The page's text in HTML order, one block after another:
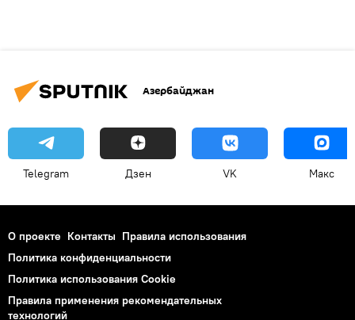
Азербайджан
Telegram Дзен VK Макс
О проекте Контакты Правила использования
Политика конфиденциальности
Политика использования Cookie
Правила применения рекомендательных
технологий